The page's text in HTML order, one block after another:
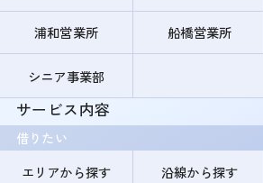
浦和営業所 船橋営業所
シニア事業部
サービス内容
借りたい
エリアから探す
沿線から探す